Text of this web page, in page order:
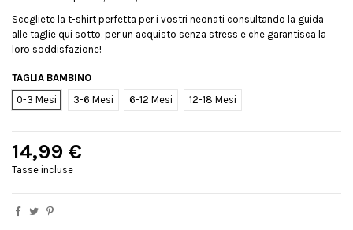
Scegliete la t-shirt perfetta per i vostri neonati consultando la guida
alle taglie qui sotto, per un acquisto senza stress e che garantisca la
loro soddisfazione!
TAGLIA BAMBINO
0-3 Mesi
3-6 Mesi 6-12 Mesi 12-18 Mesi
14,99 €
Tasse incluse